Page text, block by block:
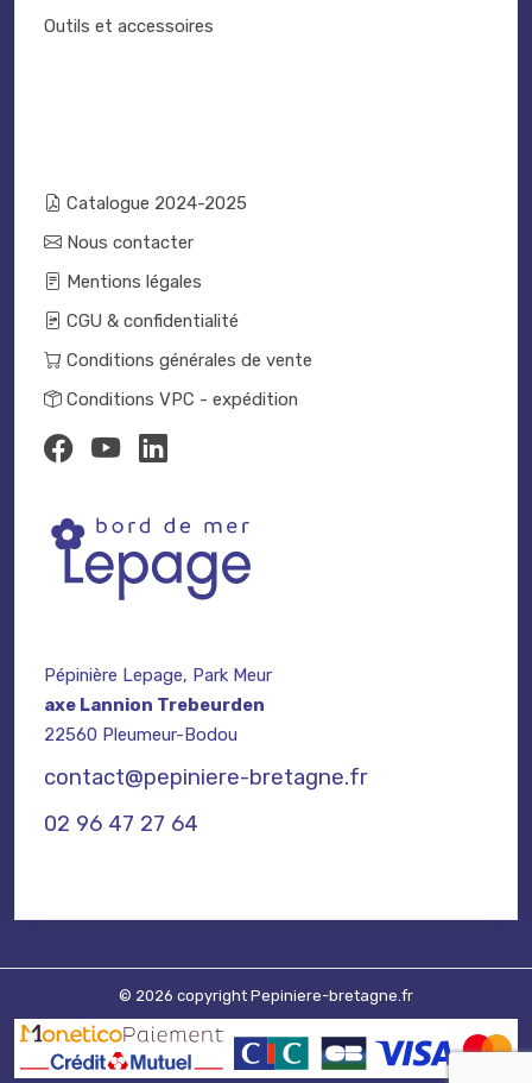
Outils et accessoires
Catalogue 2024-2025
Nous contacter
Mentions légales
CGU & confidentialité
Conditions générales de vente
Conditions VPC - expédition
Pépinière Lepage, Park Meur
axe Lannion Trebeurden
22560 Pleumeur-Bodou
contact@pepiniere-bretagne.fr
02 96 47 27 64
© 2026 copyright Pepiniere-bretagne.fr